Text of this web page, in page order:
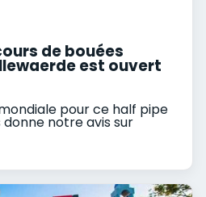
de bouées
est ouvert
pour ce half pipe
notre avis sur